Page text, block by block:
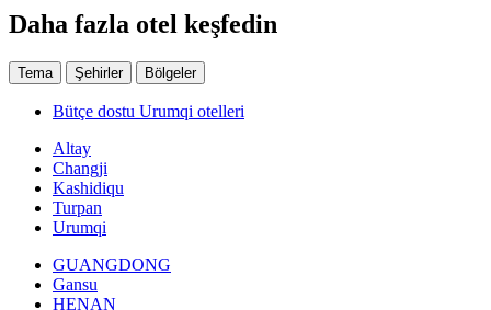
Daha fazla otel keşfedin
Tema Şehirler Bölgeler
Bütçe dostu Urumqi otelleri
Altay
Changji
Kashidiqu
Turpan
Urumqi
GUANGDONG
Gansu
HENAN